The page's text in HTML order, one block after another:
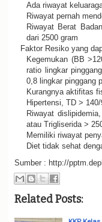
Ada riwayat
Riwayat pernah
Riwayat Berat
dari 2500 gram
Faktor Resiko yang
Kegemukan (BB
ratio lingkar
0,8 lingkar pinggang
Kurangnya aktifitas
Hipertensi, TD >
Riwayat
atau Trigliserida >
Memiliki riwayat
Diet tidak sehat
Sumber : http://
Related Posts: